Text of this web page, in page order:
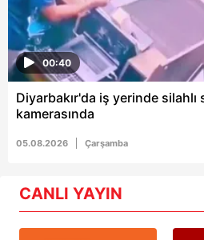
00:40
Diyarbakır'da iş yerinde silahlı
kamerasında
05.08.2026 Çarşamba
CANLI YAYIN